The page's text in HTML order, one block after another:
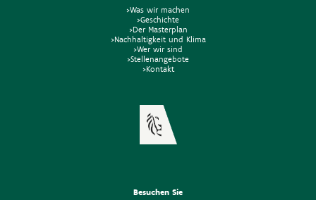
>Was wir machen
>Geschichte
>Der Masterplan
>Nachhaltigkeit und Klima
>Wer wir sind
>Stellenangebote
>Kontakt
Besuchen Sie